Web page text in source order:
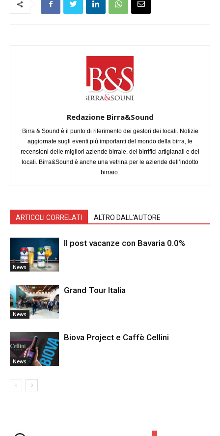
Redazione Birra&Sound
Birra & Sound è il punto di riferimento dei gestori dei locali. Notizie
aggiornate sugli eventi più importanti del mondo della birra, le
recensioni delle migliori aziende birraie, dei birrifici artigianali e dei
locali. Birra&Sound è anche una vetrina per le aziende dell’indotto
birraio.
ARTICOLI CORRELATI ALTRO DALL'AUTORE
News
Il post vacanze con Bavaria 0.0%
News
Grand Tour Italia
News
Biova Project e Caffè Cellini